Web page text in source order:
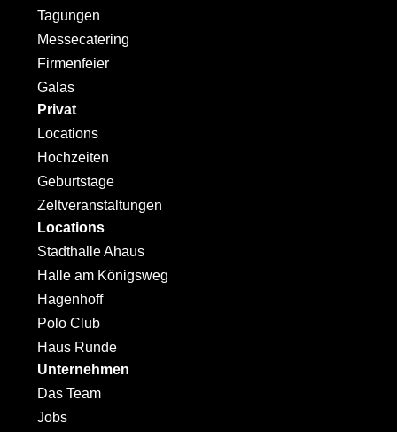
Tagungen
Messecatering
Firmenfeier
Galas
Privat
Locations
Hochzeiten
Geburtstage
Zeltveranstaltungen
Locations
Stadthalle Ahaus
Halle am Königsweg
Hagenhoff
Polo Club
Haus Runde
Unternehmen
Das Team
Jobs